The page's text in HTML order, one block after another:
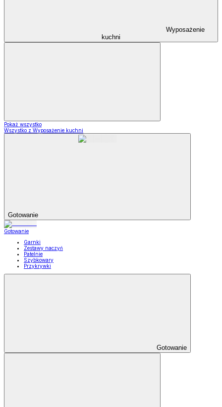
Wyposażenie
kuchni
Pokaż wszystko
Wszystko z Wyposażenie kuchni
Gotowanie
Gotowanie
Garnki
Zestawy naczyń
Patelnie
Szybkowary
Przykrywki
Gotowanie